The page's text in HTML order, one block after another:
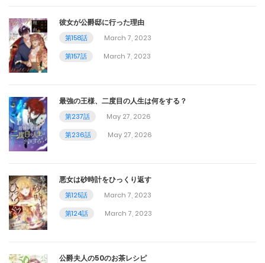
彼女が公爵邸に行った理由
第158話
March 7, 2023
第157話
March 7, 2023
最強の王様、二度目の人生は何をする？
第237話
May 27, 2026
第236話
May 27, 2026
悪女は砂時計をひっくり返す
第125話
March 7, 2023
第124話
March 7, 2023
公爵夫人の50のお茶レシピ